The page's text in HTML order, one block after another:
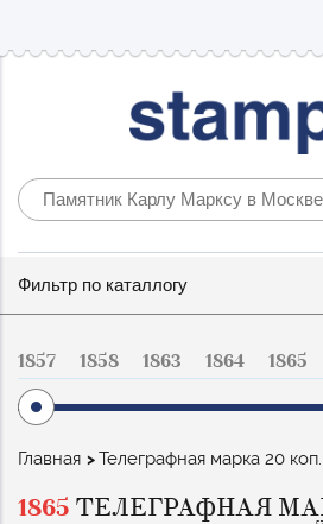
по
Фильтр по каталлогу
1857 1858 1863 1864 1865
Строка
Главная Телеграфная марка 20 коп.
1865 ТЕЛЕГРАФНАЯ